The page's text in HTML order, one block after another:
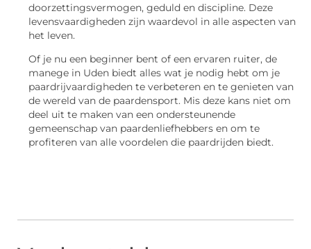
doorzettingsvermogen, geduld en discipline. Deze
levensvaardigheden zijn waardevol in alle aspecten van
het leven.
Of je nu een beginner bent of een ervaren ruiter, de
manege in Uden biedt alles wat je nodig hebt om je
paardrijvaardigheden te verbeteren en te genieten van
de wereld van de paardensport. Mis deze kans niet om
deel uit te maken van een ondersteunende
gemeenschap van paardenliefhebbers en om te
profiteren van alle voordelen die paardrijden biedt.